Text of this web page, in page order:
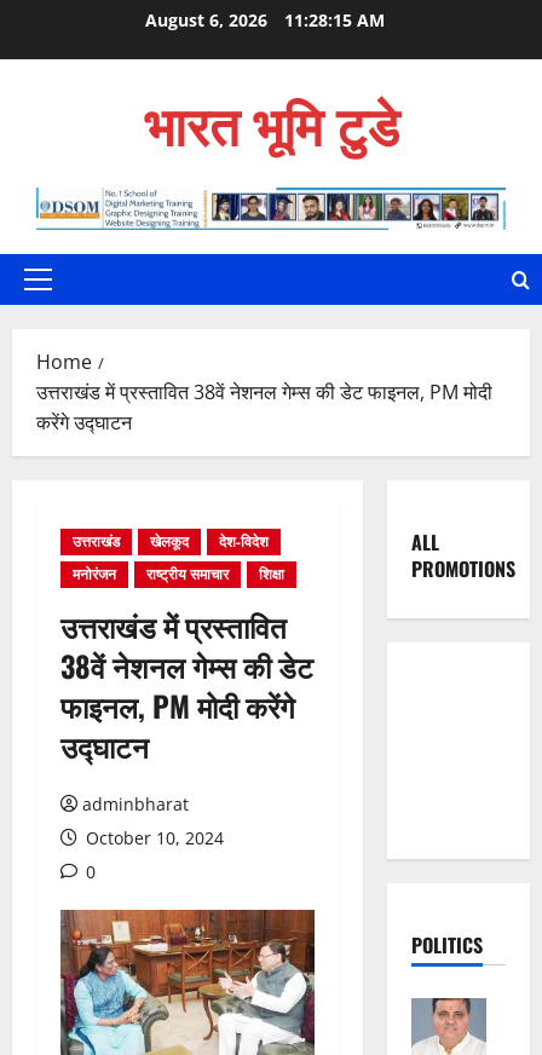
August 6, 2026 11:28:16 AM
भारत भूमि टुडे
Primary
Home
उत्तराखंड में प्रस्तावित 38वें नेशनल गेम्स की डेट फाइनल, PM मोदी
करेंगे उद्घाटन
उत्तराखंड खेलकूद
देश-विदेश
मनोरंजन
राष्ट्रीय समाचार शिक्षा
उत्तराखंड में प्रस्तावित
38वें नेशनल गेम्स की डेट
फाइनल, PM मोदी करेंगे
उद्घाटन
adminbharat
October 10, 2024
0
ALL
PROMOTIONS
POLITICS